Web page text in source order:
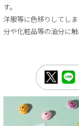
す。
洋服等に色移りしてし
分や化粧品等の油分に